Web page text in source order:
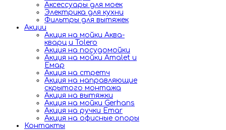
Аксессуары для моек
Электрика для кухни
Фильтры для вытяжек
Акции
Акция на мойки Аква-
кварц и Tolero
Акция на посудомойки
Акция на мойки Amalet и
Емар
Акция на стретч
Акция на направляющие
скрытого монтажа
Акция на вытяжки
Акция на мойки Gerhans
Акция на ручки Emar
Акция на офисные опоры
Контакты